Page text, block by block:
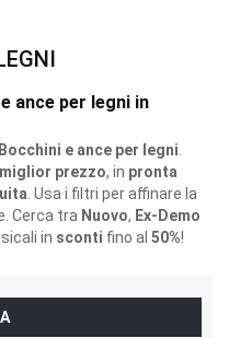
ance per legni in
Bocchini e ance per legni
miglior prezzo, in pronta
. Usa i filtri per affinare la
Cerca tra Nuovo, Ex-Demo
in sconti fino al 50%!